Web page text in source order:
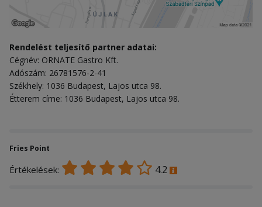
Rendelést teljesítő partner adatai:
Cégnév: ORNATE Gastro Kft.
Adószám: 26781576-2-41
Székhely: 1036 Budapest, Lajos utca 98.
Étterem címe: 1036 Budapest, Lajos utca 98.
Fries Point
Értékelések: 4.2